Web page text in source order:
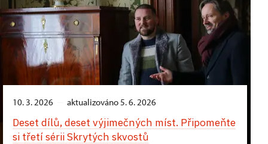
10. 3. 2026 aktualizováno 5. 6. 2026
Deset dílů, deset výjimečných míst. Připomeňte
si třetí sérii Skrytých skvostů